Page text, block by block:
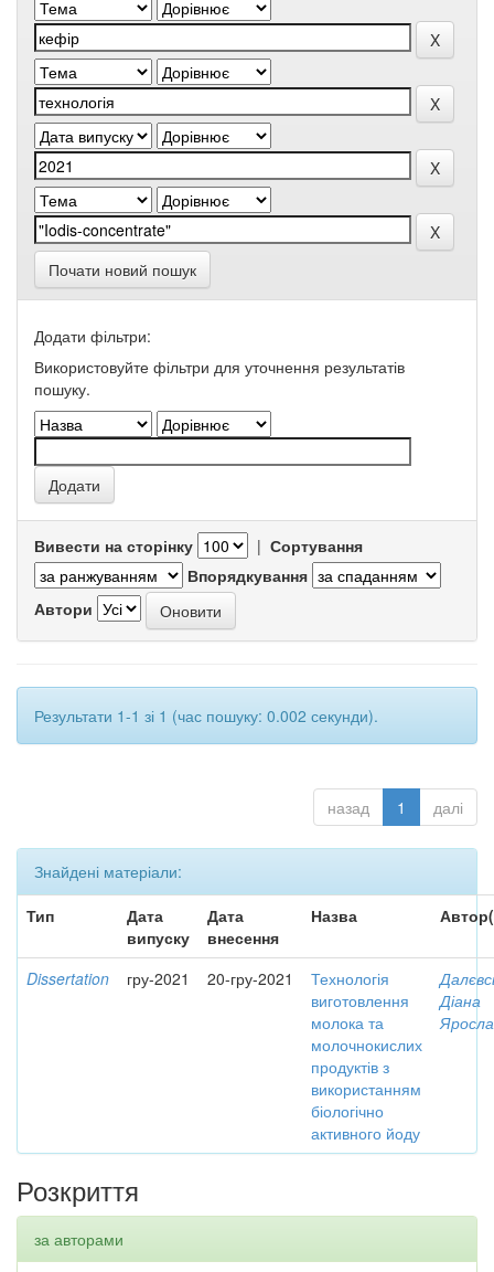
Почати новий пошук
Додати фільтри:
Використовуйте фільтри для уточнення результатів
пошуку.
Вивести на сторінку | Сортування
Впорядкування
Автори
Результати 1-1 зі 1 (час пошуку: 0.002 секунди).
назад 1 далі
Знайдені матеріали:
Тип
Дата
випуску
Дата
внесення
Назва
Dissertation гру-2021 20-гру-2021
Технологія
виготовлення
молока та
молочнокислих
продуктів з
використанням
біологічно
активного йоду
Діана
Розкриття
за авторами